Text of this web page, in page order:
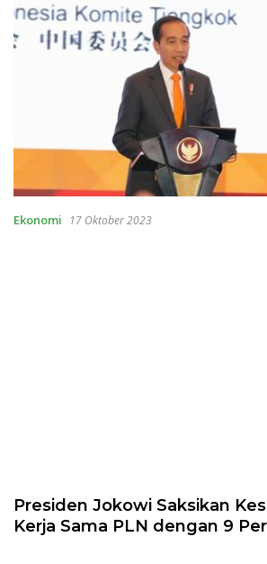
Ekonomi 17 Oktober 2023
Presiden Jokowi Saksikan
Kerja Sama PLN dengan 9